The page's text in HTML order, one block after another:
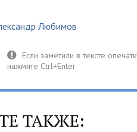
Любимов
ТАКЖЕ: